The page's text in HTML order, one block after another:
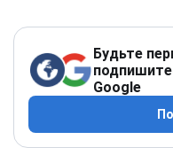
Будьте
Google